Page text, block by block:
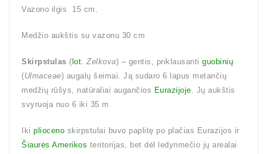
Vazono ilgis 15 cm.
Medžio aukštis su vazonu 30 cm
Skirpstulas ( lot. Zelkova) – gentis, priklausanti guobinių
(Ulmaceae) augalų šeimai. Ją sudaro 6 lapus metančių
medžių rūšys, natūraliai augančios Eurazijoje. Jų aukštis
svyruoja nuo 6 iki 35 m.
Iki plioceno skirpstulai buvo paplitę po plačias Eurazijos ir
Šiaurės Amerikos teritorijas, bet dėl ledynmečio jų arealai